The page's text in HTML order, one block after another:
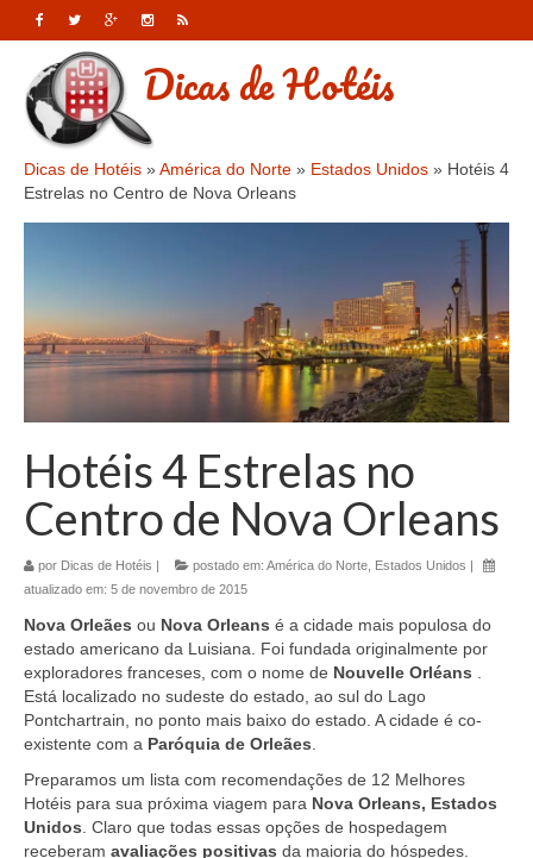
Dicas de Hotéis
Dicas de Hotéis »América do Norte » Estados Unidos » Hotéis 4
Estrelas no Centro de Nova Orleans
Hotéis 4 Estrelas no
Centro de Nova Orleans
por Dicas de Hotéis postado em: América do Norte Estados Unidos
atualizado em: 5 de novembro de 2015
Nova Orleães ou Nova Orleans é a cidade mais populosa do
estado americano da Luisiana. Foi fundada originalmente por
exploradores franceses, com o nome de Nouvelle Orléans .
Está localizado no sudeste do estado, ao sul do Lago
Pontchartrain, no ponto mais baixo do estado. A cidade é co-
existente com a Paróquia de Orleães.
Preparamos um lista com recomendações de 12 Melhores
Hotéis para sua próxima viagem para Nova Orleans, Estados
Unidos. Claro que todas essas opções de hospedagem
receberam avaliações positivas da maioria do hóspedes.